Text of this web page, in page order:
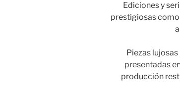
Ediciones y
prestigiosas
Piezas
presentadas
producción